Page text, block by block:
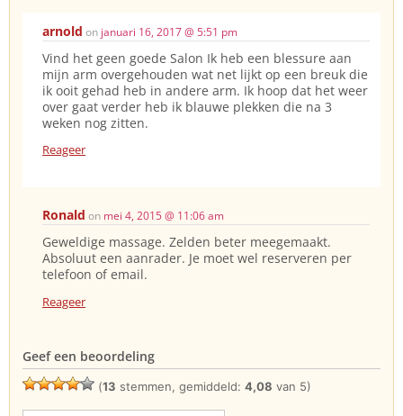
arnold on januari 16, 2017 @ 5:51 pm
Vind het geen goede Salon Ik heb een blessure aan
mijn arm overgehouden wat net lijkt op een breuk die
ik ooit gehad heb in andere arm. Ik hoop dat het weer
over gaat verder heb ik blauwe plekken die na 3
weken nog zitten.
Reageer
Ronald on mei 4, 2015 @ 11:06 am
Geweldige massage. Zelden beter meegemaakt.
Absoluut een aanrader. Je moet wel reserveren per
telefoon of email.
Reageer
Geef een beoordeling
(13 stemmen, gemiddeld: 4,08 van 5)